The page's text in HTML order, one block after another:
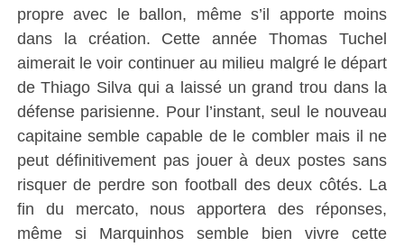
propre avec le ballon, même s’il apporte moins
dans la création. Cette année Thomas Tuchel
aimerait le voir continuer au milieu malgré le départ
de Thiago Silva qui a laissé un grand trou dans la
défense parisienne. Pour l’instant, seul le nouveau
capitaine semble capable de le combler mais il ne
peut définitivement pas jouer à deux postes sans
risquer de perdre son football des deux côtés. La
fin du mercato, nous apportera des réponses,
même si Marquinhos semble bien vivre cette